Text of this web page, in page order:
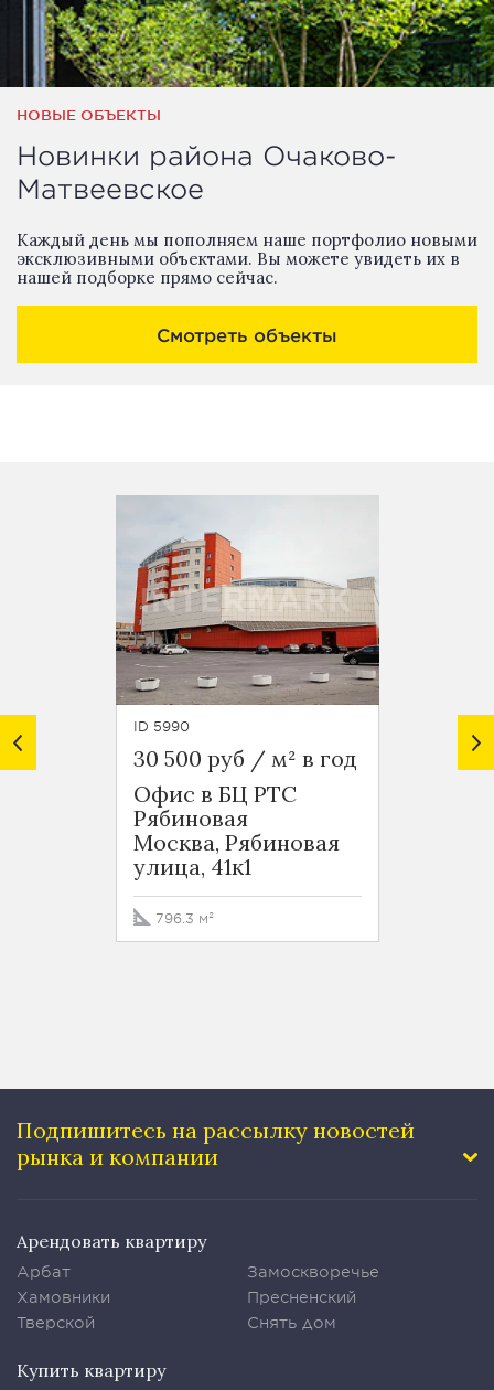
НОВЫЕ ОБЪЕКТЫ
Новинки района Очаково-
Матвеевское
Каждый день мы пополняем наше портфолио новыми
эксклюзивными объектами. Вы можете увидеть их в
нашей подборке прямо сейчас.
Смотреть объекты
ID 5990
30 500 руб / м² в год
Офис в БЦ РТС
Рябиновая
Москва, Рябиновая
улица, 41к1
796.3 м²
30
Подпишитесь на рассылку новостей
рынка и компании
Арендовать квартиру
Арбат
Хамовники
Тверской
Замоскворечье
Пресненский
Снять дом
Купить квартиру